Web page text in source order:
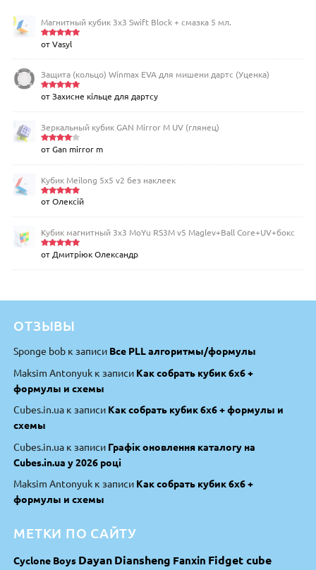
Магнитный кубик 3х3 Swift Block + смазка 5 мл.
Оценка
от Vasyl
Защита (кольцо) Winmax EVA для мишени дартс (Уценка)
Оценка5
от Захисне кільце для дартсу
Зеркальный кубик GAN Mirror M UV (глянец)
Оценка
от Gan mirror m
Кубик Meilong 5x5 v2 без наклеек
Оценка5
от Олексій
Кубик магнитный 3х3 MoYu RS3M v5 Maglev+Ball Core+UV+бокс
Оценка5
от Дмитріюк Олександр
ОТЗЫВЫ
Sponge bob к записи Все PLL алгоритмы/формулы
Maksim Antonyuk к записи Как собрать кубик 6х6 +
формулы и схемы
Cubes.in.ua к записи Как собрать кубик 6х6 + формулы и
схемы
Cubes.in.ua к записи Графік оновлення каталогу на
Cubes.in.ua у 2026 році
Maksim Antonyuk к записи Как собрать кубик 6х6 +
формулы и схемы
МЕТКИ ПО САЙТУ
Cyclone Boys DayanDiansheng Fanxin Fidget cube